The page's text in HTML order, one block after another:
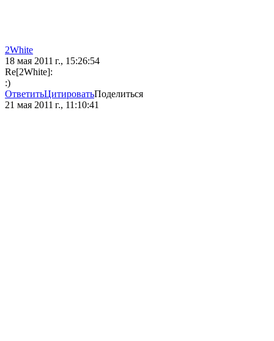
2White
18 мая 2011 г., 15:26:54
Re[2White]:
:)
ОтветитьЦитироватьПоделиться
21 мая 2011 г., 11:10:41